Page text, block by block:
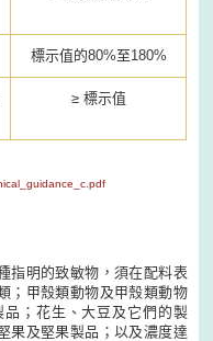
標示值的80%至180%
≥ 標示值
指明的致敏物，須在配料表
；甲殼類動物及甲殼類動物
；花生、大豆及它們的製
果及堅果製品；以及濃度達